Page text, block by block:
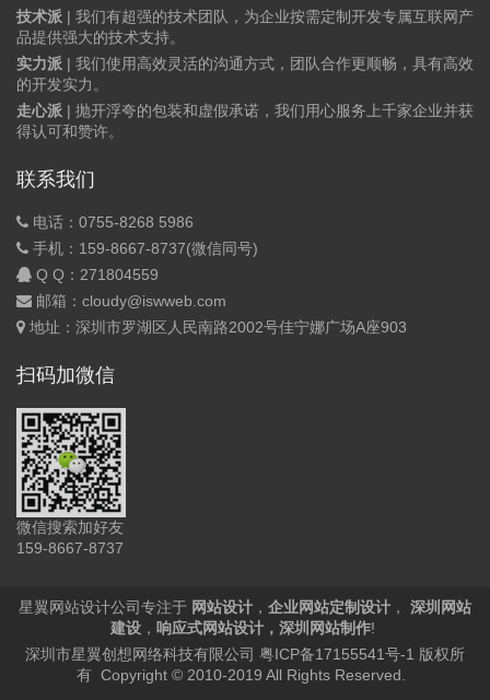
技术派 | 我们有超强的技术团队，为企业按需定制开发专属互联网产
品提供强大的技术支持。
实力派 | 我们使用高效灵活的沟通方式，团队合作更顺畅，具有高效
的开发实力。
走心派 | 抛开浮夸的包装和虚假承诺，我们用心服务上千家企业并获
得认可和赞许。
联系我们
电话：0755-8268 5986
手机：159-8667-8737(微信同号)
Q Q： 271804559
邮箱：cloudy@iswweb.com
地址：深圳市罗湖区人民南路2002号佳宁娜广场A座903
扫码加微信
微信搜索加好友
159-8667-8737
星翼网站设计公司专注于 网站设计 ， 企业网站定制设计 ，
深圳网站
建设 ， 响应式网站设计 ， 深圳网站制作!
深圳市星翼创想网络科技有限公司 粤ICP备17155541号-1 版权所
有 Copyright © 2010-2019 All Rights Reserved.